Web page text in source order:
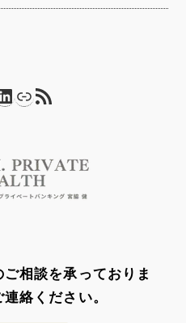
リンクRSS フィード
相談を承っておりま
絡ください。